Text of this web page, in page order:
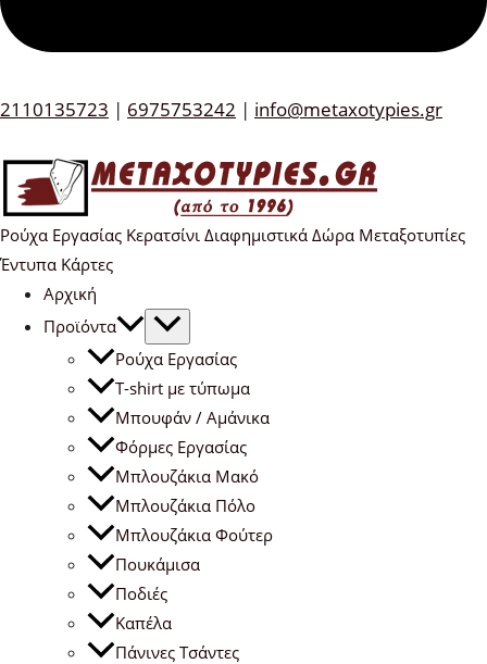
2110135723 | 6975753242 | info@metaxotypies.gr
Ρούχα Εργασίας Κερατσίνι Διαφημιστικά Δώρα Μεταξοτυπίες
Έντυπα Κάρτες
Αρχική
Προϊόντα
Ρούχα Εργασίας
T-shirt με τύπωμα
Μπουφάν / Αμάνικα
Φόρμες Εργασίας
Μπλουζάκια Μακό
Μπλουζάκια Πόλο
Μπλουζάκια Φούτερ
Πουκάμισα
Ποδιές
Καπέλα
Πάνινες Τσάντες